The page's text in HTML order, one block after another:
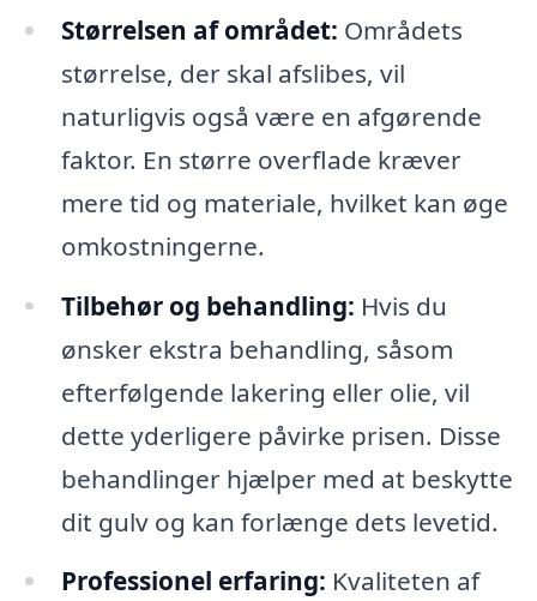
Størrelsen af området: Områdets
størrelse, der skal afslibes, vil
naturligvis også være en afgørende
faktor. En større overflade kræver
mere tid og materiale, hvilket kan øge
omkostningerne.
Tilbehør og behandling: Hvis du
ønsker ekstra behandling, såsom
efterfølgende lakering eller olie, vil
dette yderligere påvirke prisen. Disse
behandlinger hjælper med at beskytte
dit gulv og kan forlænge dets levetid.
Professionel erfaring: Kvaliteten af